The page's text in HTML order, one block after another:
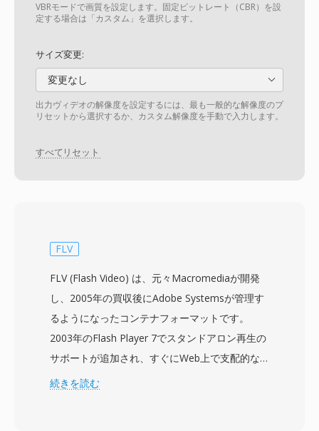
VBRモードで画質を設定します。固定ビットレート（CBR）を設
定する場合は「カスタム」を選択します。
サイズ変更:
変更なし
出力ヴィデオの解像度を設定するには、最も一般的な解像度のプ
リセットから選択するか、カスタム解像度を手動で入力します。
すべてリセット
FLV
FLV (Flash Video) は、元々Macromediaが開発
し、2005年の買収後にAdobe Systemsが管理す
るようになったコンテナフォーマットです。
2003年のFlash Player 7でスタンドアロン再生の
サポートが追加され、すぐにWeb上で支配的な
動画フォーマットとなり、2000年代後半には
続きを読む